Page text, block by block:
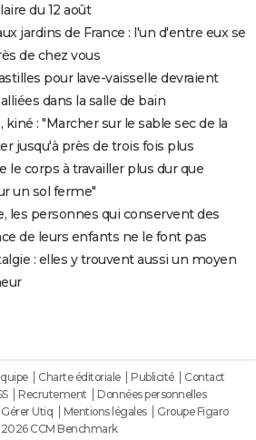
du 12 août
jardins de France : l'un d'entre eux se
de chez vous
pour lave-vaisselle devraient
dans la salle de bain
kiné : "Marcher sur le sable sec de la
jusqu'à près de trois fois plus
le corps à travailler plus dur que
un sol ferme"
les personnes qui conservent des
de leurs enfants ne le font pas
: elles y trouvent aussi un moyen
Charte éditoriale Publicité
Contact
Recrutement
Données personnelles
Gérer Utiq Mentions légales
Groupe Figaro
CCM Benchmark